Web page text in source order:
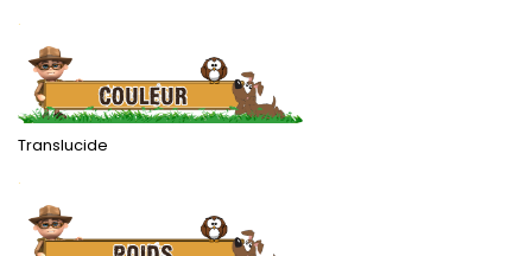
.
Translucide
.